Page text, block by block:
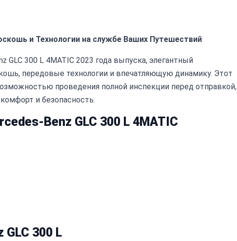
и Технологии на службе Ваших Путешествий
300 L 4MATIC 2023 года выпуска, элегантный
передовые технологии и впечатляющую динамику. Этот
проведения полной инспекции перед отправкой,
и безопасность.
Benz GLC 300 L 4MATIC
300 L